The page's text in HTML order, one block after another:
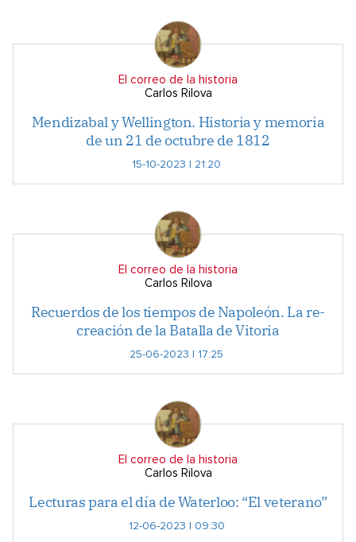
El correo de la historia
Carlos Rilova
Mendizabal y Wellington. Historia y memoria
de un 21 de octubre de 1812
15-10-2023 | 21:20
El correo de la historia
Carlos Rilova
Recuerdos de los tiempos de Napoleón. La re-
creación de la Batalla de Vitoria
25-06-2023 | 17:25
El correo de la historia
Carlos Rilova
Lecturas para el día de Waterloo: “El veterano”
12-06-2023 | 09:30